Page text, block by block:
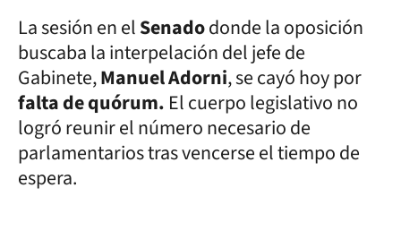
La sesión en elSenadodonde la oposición
buscaba la interpelación del jefe de
Gabinete,Manuel Adorni, se cayó hoy por
falta de quórum. El cuerpo legislativo no
logró reunir el número necesario de
parlamentarios tras vencerse el tiempo de
espera.